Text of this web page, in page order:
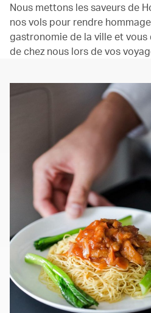
Nous mettons les saveurs de
nos vols pour rendre
gastronomie de la ville et
de chez nous lors de vos